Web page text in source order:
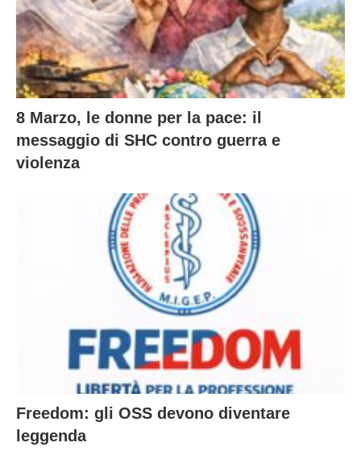
8 Marzo, le donne per la pace: il
messaggio di SHC contro guerra e
violenza
Freedom: gli OSS devono diventare
leggenda